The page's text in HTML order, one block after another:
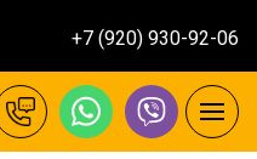
+7 (920) 930-92-06